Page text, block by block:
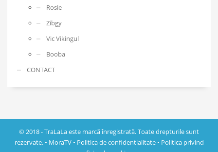
Rosie
Zibgy
Vic Vikingul
Booba
CONTACT
© 2018 - TraLaLa este marcă înregistrată. Toate drepturile sunt
rezervate. • MoraTV• Politica de confidentialitate• Politica privind